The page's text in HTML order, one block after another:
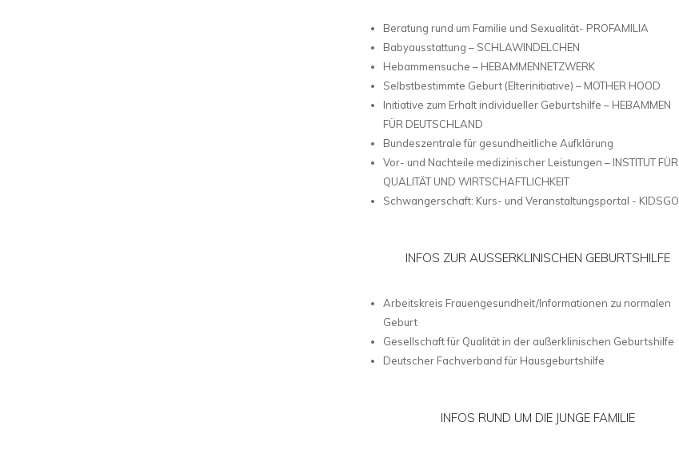
Beratung rund um Familie und Sexualität- PROFAMILIA
Babyausstattung – SCHLAWINDELCHEN
Hebammensuche – HEBAMMENNETZWERK
Selbstbestimmte Geburt (Elterinitiative) – MOTHER HOOD
Initiative zum Erhalt individueller Geburtshilfe – HEBAMMEN
FÜR DEUTSCHLAND
Bundeszentrale für gesundheitliche Aufklärung
Vor- und Nachteile medizinischer Leistungen – INSTITUT FÜR
QUALITÄT UND WIRTSCHAFTLICHKEIT
Schwangerschaft: Kurs- und Veranstaltungsportal - KIDSGO
INFOS ZUR AUSSERKLINISCHEN GEBURTSHILFE
Arbeitskreis Frauengesundheit/Informationen zu normalen
Geburt
Gesellschaft für Qualität in der außerklinischen Geburtshilfe
Deutscher Fachverband für Hausgeburtshilfe
INFOS RUND UM DIE JUNGE FAMILIE